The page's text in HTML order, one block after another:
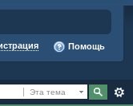
Помощь
Эта тема